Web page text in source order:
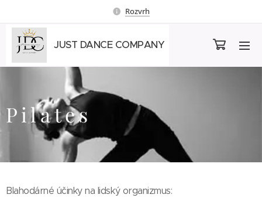
Rozvrh
JUST DANCE COMPANY
P i l a t e s
Blahodárné účinky na lidský organizmus: